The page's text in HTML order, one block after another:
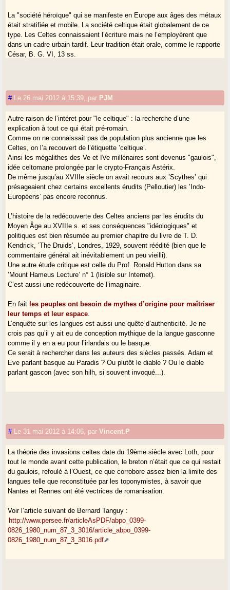
La "société héroïque" qui se manifeste en Europe aux âges des métaux
était stratifiée et mobile. La société celtique était globalement de ce
type. Les Celtes connaissaient l’écriture mais ne l’employèrent que
dans un cadre urbain tardif. Leur tradition était orale, comme le rapporte
César, B. G. VI, 13 ss.
sciences, etc.), qui devait être mémorisé et actualisé dans des formes
Aux tendances centrifuges de la différenciation locale s’opposent
l’activité des dirigeants et le conservatisme des spécialistes du
formulaire, de l’art poétique, etc., qui de plus voyageaient beaucoup.
L’existence de koinés se constate dans toutes les cultures orales de ce
type.
Cela ne signifie pas que toute la population y avait recours. Ce qui doit
être considéré ici est la qualité des institutions orales (bardes, aèdes).
entretenir leur patrimoine que les autres. Mais quand elles s’effondrent,
quand la langue disparaît, il devient difficile d’en trouver trace.
Les koinés écrites sont parfois très composites. Par écrit on peut se
contenter d’un habillage minimal, le lecteur (supposé instruit)
s’adaptera.
L’étude de la toponymie exige des connaissances qui se font rares
XXe. La France offre au toponymiste un champ d’études idéal, mais qui
manque de bras. Les études de dialectologie ont subi un coup d’arrêt en
1914 (c’est ce que déclare A. Dauzat dans ’Les patois’, Paris, 1927).
Même chose pour le folklore et ce qui touche à l’identité humaine.
Mais il y a autre chose : Cela faisait déjà bien longtemps (depuis le
XVIe s. au moins) que l’éducation des élites avait condamné en France
tout ce qui ne ressemblait pas au langage des clercs (y compris le beau
langage francien).
dans son principe et sa fin, ouverte à l’homme abstrait.
Par l’école, l’Etat ou le marché, c’est l’horizon politique commun. Libre
sol. Cela traduit un malaise fondamental dans la culture.
Pratiquement les citoyens fançais sont voués à la non-identité. Les
Gascons comme les autres.
# Le 26 mai 2012 à 15:39 par PJM
Autre raison de l’intéret pour "le celtique" : la recherche d’une
explication à tout ce qui était pré-romain.
Comme on ne connaissait pas de population plus ancienne que les
Celtes, on l’a recouvert de l’étiquette ’celtique’.
Ainsi les mégalithes des Ve et IVe millénaires sont devenus "gaulois",
idée celtomane prolongée par le crypto-Français Astérix.
De même jusqu’au XVIIIe siècle on avait recours aux ’Scythes’ qui
présageaient chez certains excellents érudits (Pelloutier) les ’Indo-
Européens’ pas encore reconnus.
L’histoire de la redécouverte des Celtes anciens par les érudits du
Moyen Âge au XVIIIe s. et ses conséquences "idéologiques" et
politiques est bien résumée au premier chapitre du livre de T. D.
Kendrick, ’The Druids’, Londres, 1929, souvent réédité (bien que le
commentaire général ait inévitablement un peu vieilli).
Une autre étude critique est celle du Prof. Ronald Hutton dans sa
’Mount Hameus Lecture’ n° 1 (lisible sur Internet).
C’est aussi une redécouverte de l’imaginaire.
En fait les peuples ont besoin de mythes d’origine pour maîtriser
leur temps et leur espace
L’enquête sur les langues est aussi une quête d’authenticité. Je ne
crois pas qu’il y ait eu de conception mythique de la langue gasconne
comme il y en a eu pour l’irlandais ou le basque.
Ce serait à rechercher dans les auteurs des siècles passés. Adam et
Eve parlant basque au Paradis ? Ou plutôt le diable ? Ou le diable
parlant gascon (avec son hilh, si souvent invoqué...).
# Le 31 mai 2012 à 14:06 parVincent.P
La théorie des invasions celtes date du 19ème siècle avec Loth, pour
tout le monde avant cette publication, le breton n’était que ce qui restait
du gaulois, refoulé à l’Ouest, ce que corrobore assez bien la limite des
langues telle que reconstituée par les toponymistes, à savoir que
Nantes et Rennes ont été vectrices de romanisation.
Voir l’article suivant de Bernard Tanguy :
http://www.persee.fr/articleAsPDF/abpo_0399-
0826_1980_num_87_3_3016/article_abpo_0399-
0826_1980_num_87_3_3016.pdf